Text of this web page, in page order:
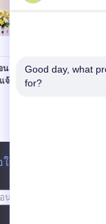
น
ง
ที่ไม่ซ้ำกันการจำลอ
ไม้ที่ใช้ในครัวเรือน
บเสนอราคา
Good day, what
for?